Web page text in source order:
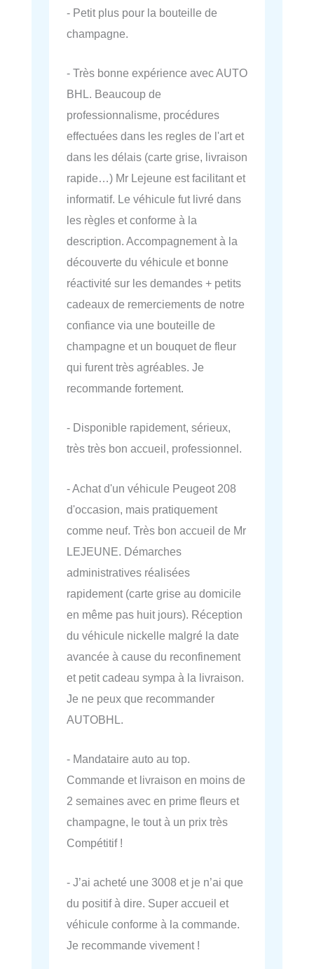
- Petit plus pour la bouteille de
champagne.
- Très bonne expérience avec AUTO
BHL. Beaucoup de
professionnalisme, procédures
effectuées dans les regles de l'art et
dans les délais (carte grise, livraison
rapide…) Mr Lejeune est facilitant et
informatif. Le véhicule fut livré dans
les règles et conforme à la
description. Accompagnement à la
découverte du véhicule et bonne
réactivité sur les demandes + petits
cadeaux de remerciements de notre
confiance via une bouteille de
champagne et un bouquet de fleur
qui furent très agréables. Je
recommande fortement.
- Disponible rapidement, sérieux,
très très bon accueil, professionnel.
- Achat d'un véhicule Peugeot 208
d'occasion, mais pratiquement
comme neuf. Très bon accueil de Mr
LEJEUNE. Démarches
administratives réalisées
rapidement (carte grise au domicile
en même pas huit jours). Réception
du véhicule nickelle malgré la date
avancée à cause du reconfinement
et petit cadeau sympa à la livraison.
Je ne peux que recommander
AUTOBHL.
- Mandataire auto au top.
Commande et livraison en moins de
2 semaines avec en prime fleurs et
champagne, le tout à un prix très
Compétitif !
- J’ai acheté une 3008 et je n’ai que
du positif à dire. Super accueil et
véhicule conforme à la commande.
Je recommande vivement !